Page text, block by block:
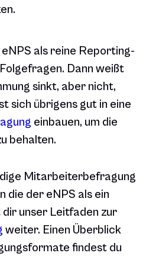
als reine Reporting-
Dann weißt
sinkt, aber nicht,
sich übrigens gut in eine
einbauen, um die
behalten.
Mitarbeiterbefragung
die der eNPS als ein
unser Leitfaden zur
weiter. Einen Überblick
findest du